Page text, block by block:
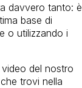
davvero tanto: è
base di
o utilizzando i
video del nostro
trovi nella